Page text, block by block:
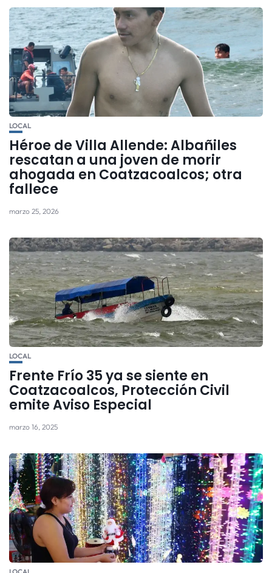
LOCAL
Héroe de Villa Allende: Albañiles
rescatan a una joven de morir
ahogada en Coatzacoalcos; otra
fallece
marzo 25, 2026
LOCAL
Frente Frío 35 ya se siente en
Coatzacoalcos, Protección Civil
emite Aviso Especial
marzo 16, 2025